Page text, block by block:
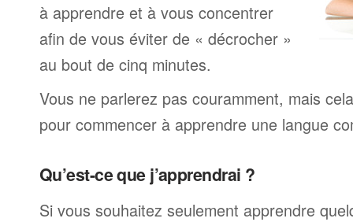
à apprendre et à vous concentrer
afin de vous éviter de « décrocher »
au bout de cinq minutes.
Vous ne parlerez pas couramment, mais
pour commencer à apprendre une langue
Qu’est-ce que j’apprendrai ?
Si vous souhaitez seulement apprendre